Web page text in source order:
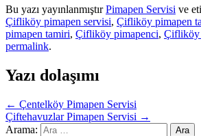
Bu yazı yayınlanmıştırPimapen Servisi ve
Çifliköy pimapen servisi, Çifliköy pimapen
pimapen tamiri, Çifliköy pimapenci, Çifliköy
permalink.
Yazı dolaşımı
← Çentelköy Pimapen Servisi
Çiftehavuzlar Pimapen Servisi →
Arama: